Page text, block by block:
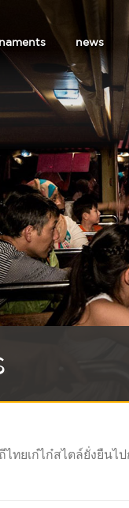
news
ไทยเก๋ไก๋สไตล์ยั่งยืนไ